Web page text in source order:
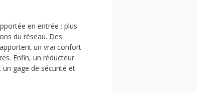
en entrée : plus
du réseau. Des
un vrai confort
Enfin, un réducteur
un gage de sécurité et